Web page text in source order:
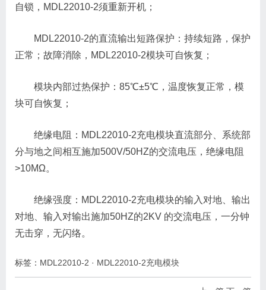
自锁，MDL22010-2须重新开机；
MDL22010-2的直流输出短路保护：持续短路，保护
正常；故障消除，MDL22010-2模块可自恢复；
模块内部过热保护：85℃±5℃，温度恢复正常，模
块可自恢复；
绝缘电阻：MDL22010-2充电模块直流部分、系统部
分与地之间相互施加500V/50HZ的交流电压，绝缘电阻
>10MΩ。
绝缘强度：MDL22010-2充电模块的输入对地、输出
对地、输入对输出施加50HZ的2KV 的交流电压，一分钟
无击穿，无闪络。
标签： MDL22010-2 · MDL22010-2充电模块